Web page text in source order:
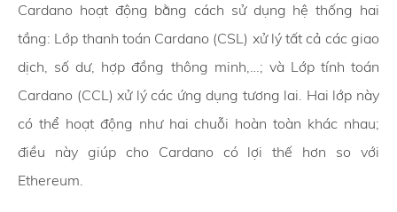
Cardano hoạt động bằng cách sử dụng hệ thống hai
tầng: Lớp thanh toán Cardano (CSL) xử lý tất cả các giao
dịch, số dư, hợp đồng thông minh,…; và Lớp tính toán
Cardano (CCL) xử lý các ứng dụng tương lai. Hai lớp này
có thể hoạt động như hai chuỗi hoàn toàn khác nhau;
điều này giúp cho Cardano có lợi thế hơn so với
Ethereum.